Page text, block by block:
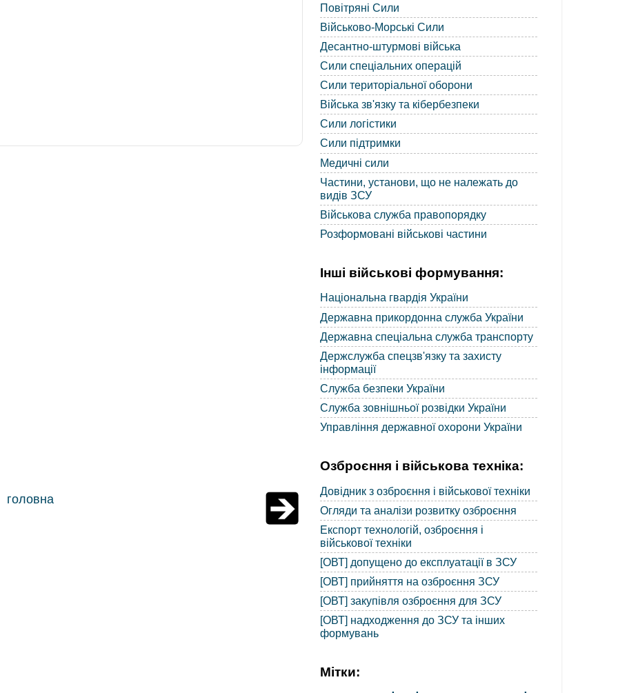
головна
Повітряні Сили
Військово-Морські Сили
Десантно-штурмові війська
Сили спеціальних операцій
Сили територіальної оборони
Війська зв'язку та кібербезпеки
Сили логістики
Сили підтримки
Медичні сили
Частини, установи, що не належать до
видів ЗСУ
Військова служба правопорядку
Розформовані військові частини
Інші військові формування:
Національна гвардія України
Державна прикордонна служба України
Державна спеціальна служба транспорту
Держслужба спецзв'язку та захисту
інформації
Служба безпеки України
Служба зовнішньої розвідки України
Управління державної охорони України
Озброєння і військова техніка:
Довідник з озброєння і військової техніки
Огляди та аналізи розвитку озброєння
Експорт технологій, озброєння і
військової техніки
[ОВТ] допущено до експлуатації в ЗСУ
[ОВТ] прийняття на озброєння ЗСУ
[ОВТ] закупівля озброєння для ЗСУ
[ОВТ] надходження до ЗСУ та інших
формувань
Мітки: